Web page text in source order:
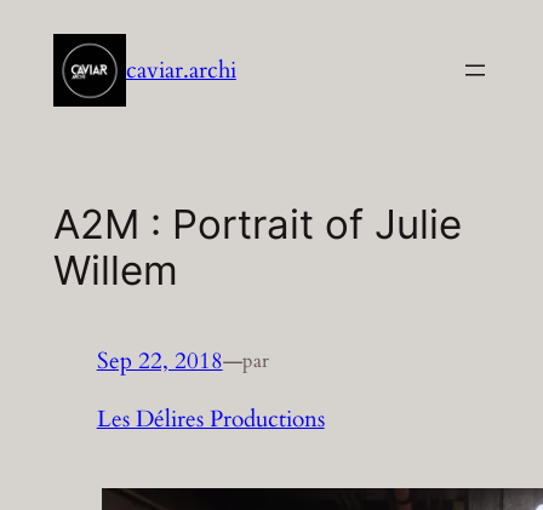
contenu
caviar.archi
A2M : Portrait of Julie
Willem
Sep 22, 2018—par
Les Délires Productions